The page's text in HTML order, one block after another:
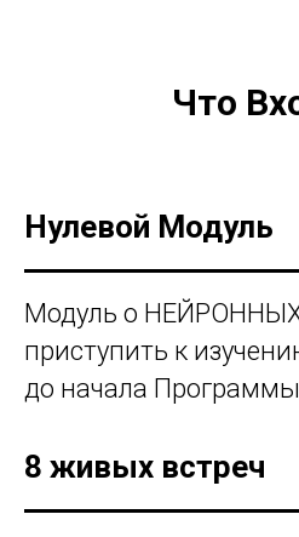
Что
Нулевой Модуль
Модуль о
приступить к
до начала
8 живых встреч